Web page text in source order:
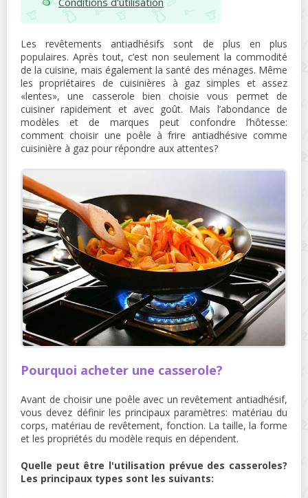
Les revêtements antiadhésifs sont de plus en plus
populaires. Après tout, c’est non seulement la commodité
de la cuisine, mais également la santé des ménages. Même
les propriétaires de cuisinières à gaz simples et assez
«lentes», une casserole bien choisie vous permet de
cuisiner rapidement et avec goût. Mais l’abondance de
modèles et de marques peut confondre l’hôtesse:
comment choisir une poêle à frire antiadhésive comme
cuisinière à gaz pour répondre aux attentes?
Pourquoi acheter une casserole?
Avant de choisir une poêle avec un revêtement antiadhésif,
vous devez définir les principaux paramètres: matériau du
corps, matériau de revêtement, fonction. La taille, la forme
et les propriétés du modèle requis en dépendent.
Quelle peut être l'utilisation prévue des casseroles?
Les principaux types sont les suivants: